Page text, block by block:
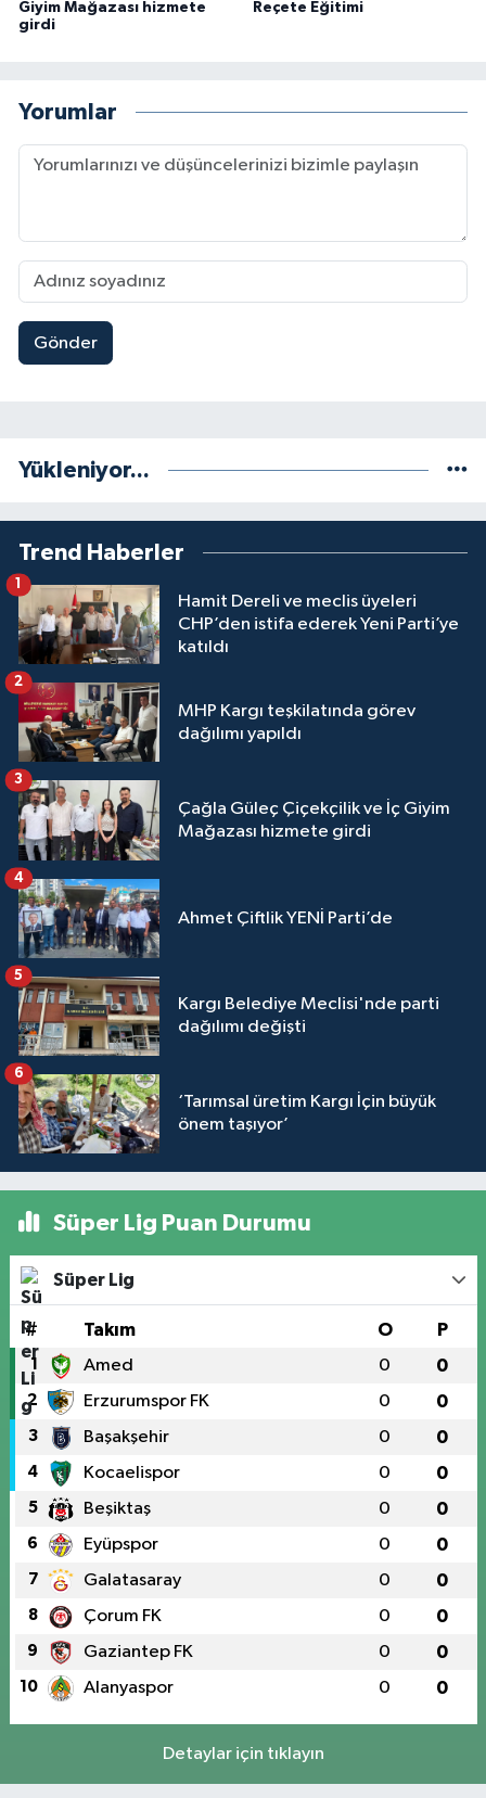
Giyim Mağazası hizmete
girdi
Reçete Eğitimi
Yorumlar
Gönder
Yükleniyor...
Trend Haberler
Hamit Dereli ve meclis üyeleri
CHP’den istifa ederek Yeni Parti’ye
katıldı
MHP Kargı teşkilatında görev
dağılımı yapıldı
2
Çağla Güleç Çiçekçilik ve İç Giyim
Mağazası hizmete girdi
3
Ahmet Çiftlik YENİ Parti’de
4
Kargı Belediye Meclisi'nde parti
dağılımı değişti
5
‘Tarımsal üretim Kargı İçin büyük
önem taşıyor’
6
Süper Lig Puan Durumu
Süper Lig
# Takım O P
1 Amed 0 0
2 Erzurumspor FK 0 0
3 Başakşehir 0 0
4 Kocaelispor 0 0
5 Beşiktaş 0 0
6 Eyüpspor 0 0
7 Galatasaray 0 0
8 Çorum FK 0 0
9 Gaziantep FK 0 0
10 Alanyaspor 0 0
Detaylar için tıklayın